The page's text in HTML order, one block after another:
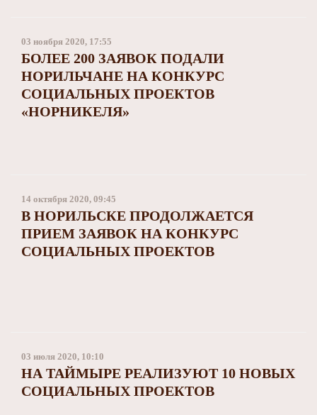
03 ноября 2020, 17:55
БОЛЕЕ 200 ЗАЯВОК ПОДАЛИ
НОРИЛЬЧАНЕ НА КОНКУРС
СОЦИАЛЬНЫХ ПРОЕКТОВ
«НОРНИКЕЛЯ»
14 октября 2020, 09:45
В НОРИЛЬСКЕ ПРОДОЛЖАЕТСЯ
ПРИЕМ ЗАЯВОК НА КОНКУРС
СОЦИАЛЬНЫХ ПРОЕКТОВ
03 июля 2020, 10:10
НА ТАЙМЫРЕ РЕАЛИЗУЮТ 10 НОВЫХ
СОЦИАЛЬНЫХ ПРОЕКТОВ